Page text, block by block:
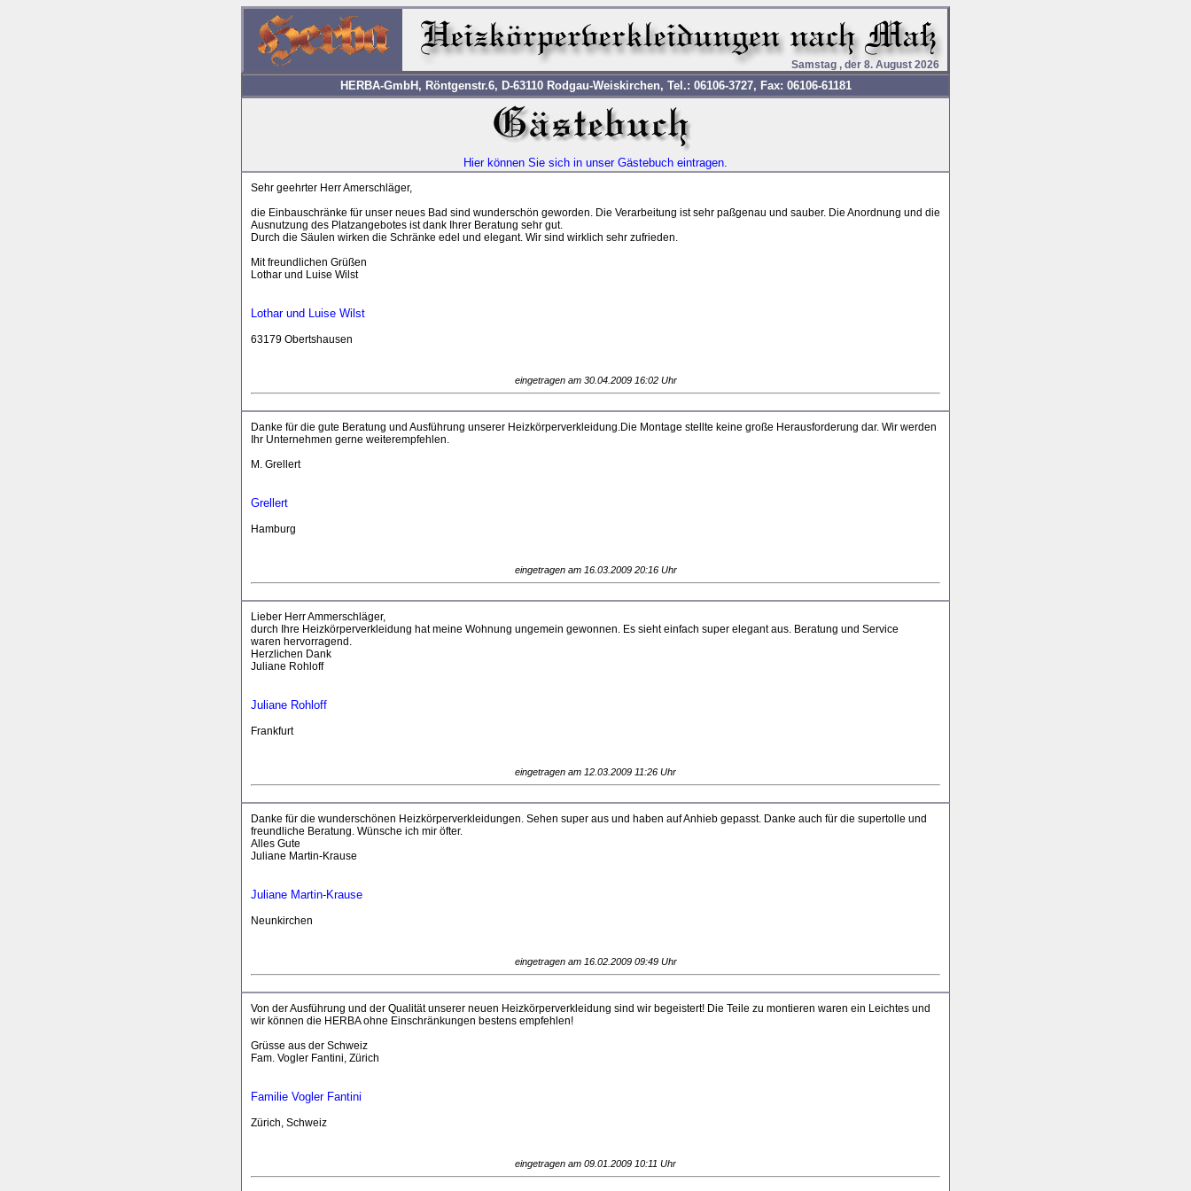
Samstag , der 8. August 2026
HERBA-GmbH, Röntgenstr.6, D-63110 Rodgau-Weiskirchen, Tel.: 06106-3727, Fax: 06106-61181
Hier können Sie sich in unser Gästebuch eintragen.
Sehr geehrter Herr Amerschläger,
die Einbauschränke für unser neues Bad sind wunderschön geworden. Die Verarbeitung ist sehr paßgenau und sauber. Die Anordnung und die
Ausnutzung des Platzangebotes ist dank Ihrer Beratung sehr gut.
Durch die Säulen wirken die Schränke edel und elegant. Wir sind wirklich sehr zufrieden.
Mit freundlichen Grüßen
Lothar und Luise Wilst
Lothar und Luise Wilst
63179 Obertshausen
eingetragen am 30.04.2009 16:02 Uhr
Danke für die gute Beratung und Ausführung unserer Heizkörperverkleidung.Die Montage stellte keine große Herausforderung dar. Wir werden
Ihr Unternehmen gerne weiterempfehlen.
M. Grellert
Grellert
Hamburg
eingetragen am 16.03.2009 20:16 Uhr
Lieber Herr Ammerschläger,
durch Ihre Heizkörperverkleidung hat meine Wohnung ungemein gewonnen. Es sieht einfach super elegant aus. Beratung und Service
waren hervorragend.
Herzlichen Dank
Juliane Rohloff
Juliane Rohloff
Frankfurt
eingetragen am 12.03.2009 11:26 Uhr
Danke für die wunderschönen Heizkörperverkleidungen. Sehen super aus und haben auf Anhieb gepasst. Danke auch für die supertolle und
freundliche Beratung. Wünsche ich mir öfter.
Alles Gute
Juliane Martin-Krause
Juliane Martin-Krause
Neunkirchen
eingetragen am 16.02.2009 09:49 Uhr
Von der Ausführung und der Qualität unserer neuen Heizkörperverkleidung sind wir begeistert! Die Teile zu montieren waren ein Leichtes und
wir können die HERBA ohne Einschränkungen bestens empfehlen!
Grüsse aus der Schweiz
Fam. Vogler Fantini, Zürich
Familie Vogler Fantini
Zürich, Schweiz
eingetragen am 09.01.2009 10:11 Uhr